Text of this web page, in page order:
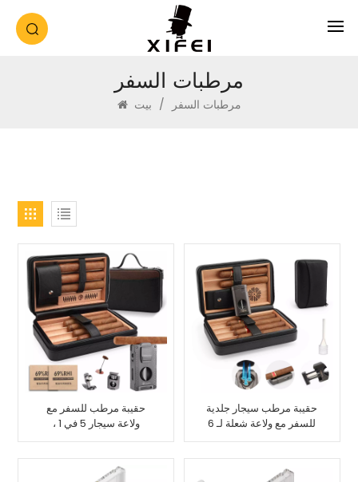
مرطبات السفر
/ مرطبات السفر
حقيبة مرطب للسفر مع
ولاعة سيجار 5 في 1 ،
تستوعب 7 سيجار
حقيبة مرطب سيجار جلدية
للسفر مع ولاعة شعلة لـ 6
سيجار